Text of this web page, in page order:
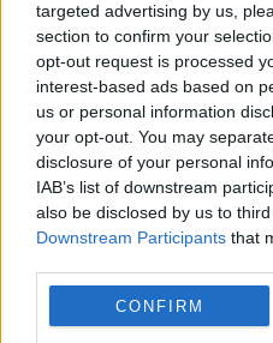
targeted advertising by us,
section to confirm your
opt-out request is processed
interest-based ads based on
us or personal information
your opt-out. You may
disclosure of your personal
IAB’s list of downstream
also be disclosed by us to
Downstream Participants that
CONFIRM
ÎPS Teodosie, slujbă
secetei. Zeci de